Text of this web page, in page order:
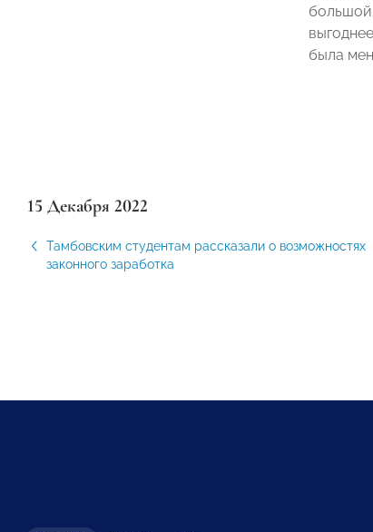
была
15 Декабря 2022
Тамбовским студентам рассказали о возможностях
законного заработка